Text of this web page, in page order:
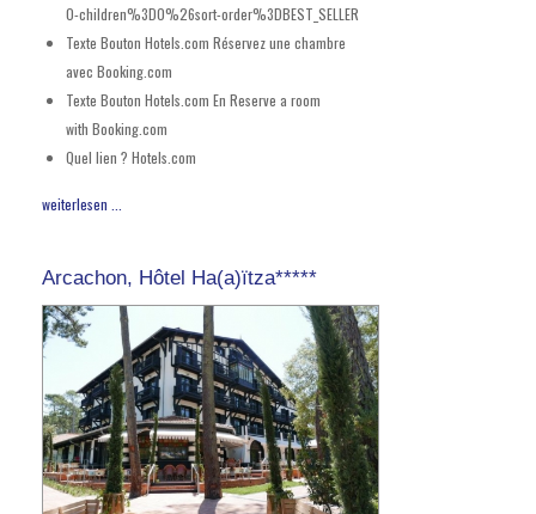
0-children%3D0%26sort-order%3DBEST_SELLER
Texte Bouton Hotels.com Réservez une chambre
avec Booking.com
Texte Bouton Hotels.com En Reserve a room
with Booking.com
Quel lien ? Hotels.com
weiterlesen ...
Arcachon, Hôtel Ha(a)ïtza*****